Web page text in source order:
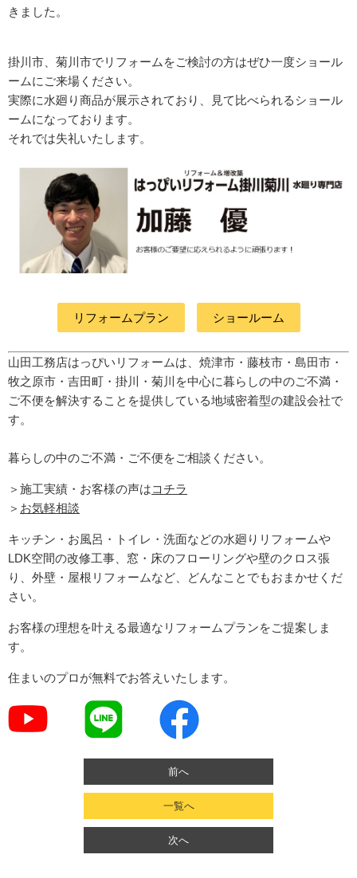
きました。
掛川市、菊川市でリフォームをご検討の方はぜひ一度ショール
ームにご来場ください。
実際に水廻り商品が展示されており、見て比べられるショール
ームになっております。
それでは失礼いたします。
リフォームプラン ショールーム
山田工務店はっぴいリフォームは、焼津市・藤枝市・島田市・
牧之原市・吉田町 ・掛川・菊川 を中心に暮らしの中のご不満・
ご不便を解決することを提供している地域密着型の建設会社で
す。
暮らしの中のご不満・ご不便をご相談ください。
＞施工実績・お客様の声はコチラ
＞ お気軽相談
キッチン・お風呂・トイレ・洗面などの水廻りリフォームや
LDK空間の改修工事、窓・床のフローリングや壁のクロス張
り、外壁・屋根リフォームなど、どんなことでもおまかせくだ
さい。
お客様の理想を叶える最適なリフォームプランをご提案しま
す。
住まいのプロが無料でお答えいたします。
前へ
一覧へ
次へ